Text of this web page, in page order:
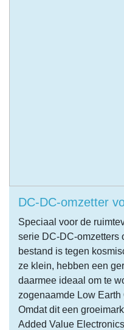
DC-DC-omzetter
Speciaal voor de
serie DC-DC-omzetters
bestand is tegen
ze klein, hebben een
daarmee ideaal om te
zogenaamde Low
Omdat dit een
Added Value